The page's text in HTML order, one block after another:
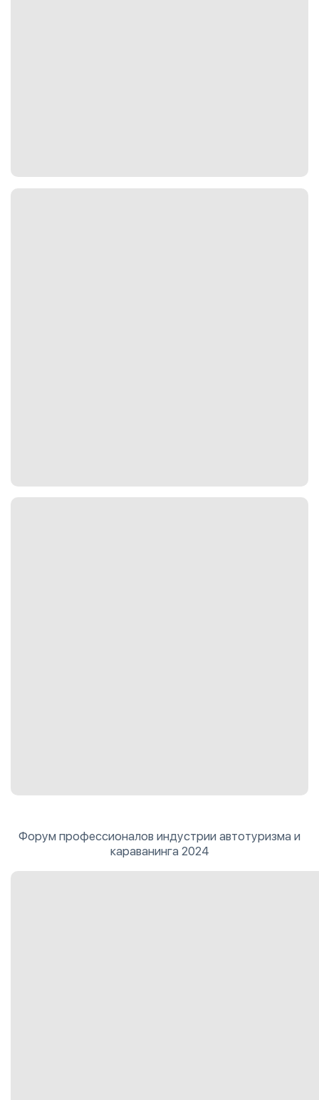
Форум профессионалов индустрии автотуризма и
караванинга 2024